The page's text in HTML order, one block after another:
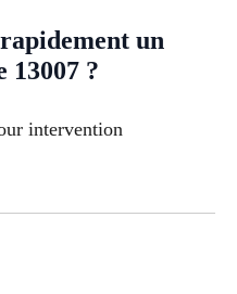
un
?
intervention